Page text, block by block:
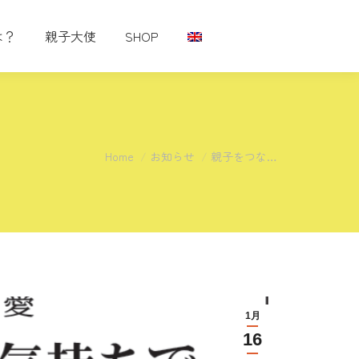
親子大使 SHOP
You are here:
Home お知らせ 親子をつな…
1月
16